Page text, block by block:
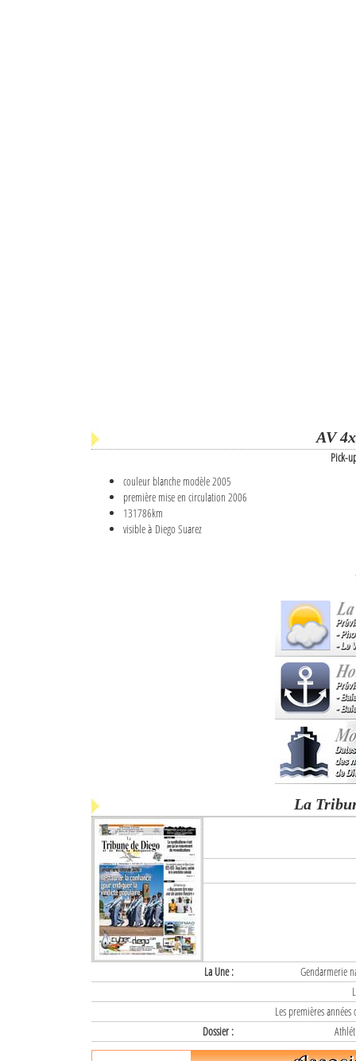
AV
Pick-
couleur blanche modèle 2005
première mise en circulation 2006
131786km
visible à Diego Suarez
La
La Une :
Gendarmerie
Les premières
Dossier :